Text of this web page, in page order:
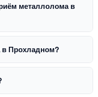
металлолома в
в Прохладном?